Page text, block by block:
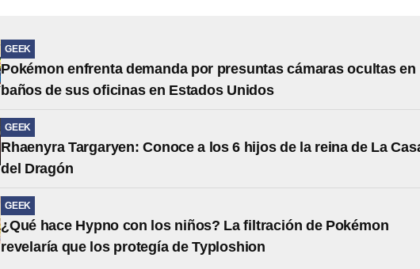
GEEK
Pokémon enfrenta demanda por presuntas cámaras ocultas en
baños de sus oficinas en Estados Unidos
GEEK
Rhaenyra Targaryen: Conoce a los 6 hijos de la reina de La
del Dragón
GEEK
¿Qué hace Hypno con los niños? La filtración de Pokémon
revelaría que los protegía de Typloshion